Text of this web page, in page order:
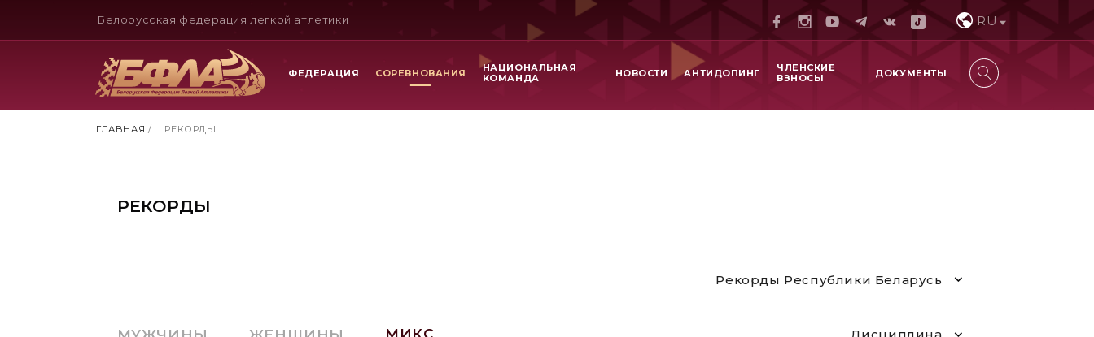
Белорусская федерация легкой атлетики RU
ФЕДЕРАЦИЯ СОРЕВНОВАНИЯ
НАЦИОНАЛЬНАЯ
КОМАНДА
НОВОСТИ АНТИДОПИНГ
ЧЛЕНСКИЕ
ВЗНОСЫ
ДОКУМЕНТЫ
ГЛАВНАЯ / РЕКОРДЫ
РЕКОРДЫ
Рекорды Республики Беларусь
МИКС